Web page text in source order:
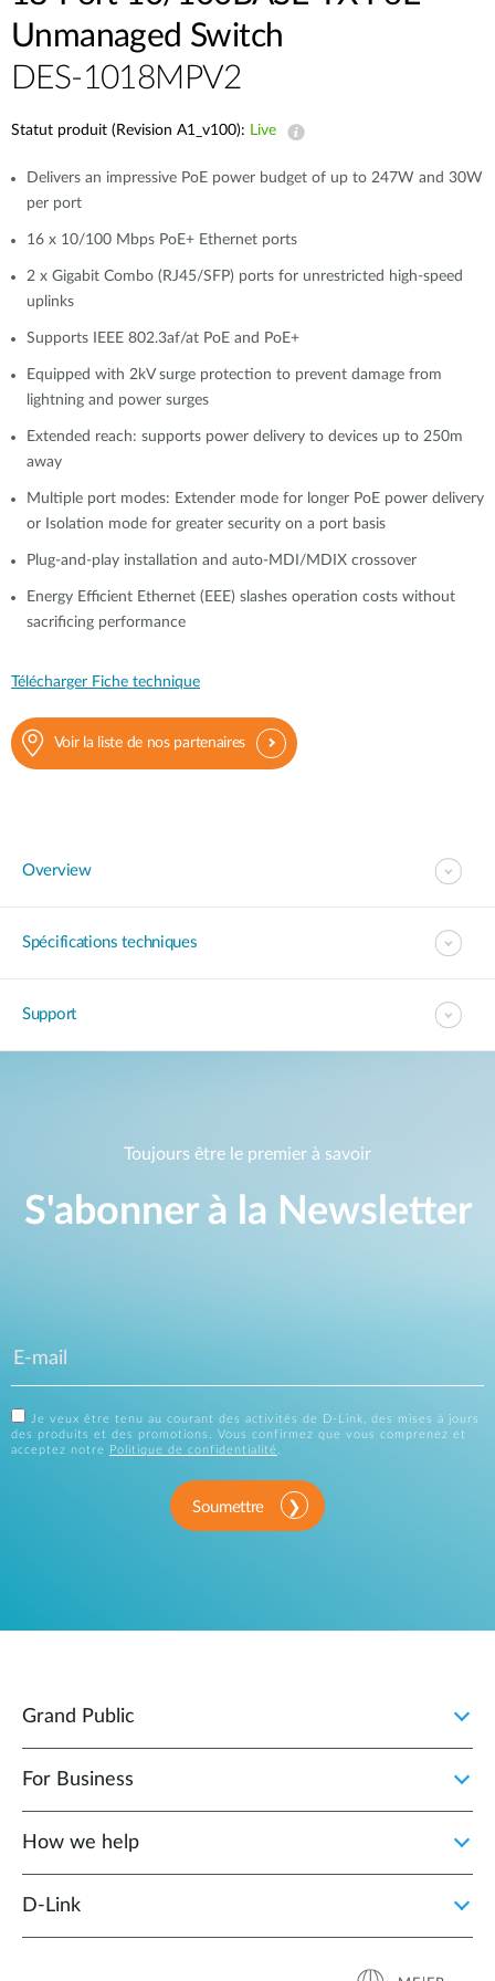
Unmanaged Switch
DES-1018MPV2
Statut produit (Revision A1_v100): Live
Delivers an impressive PoE power budget of up to 247W and 30W
per port
16 x 10/100 Mbps PoE+ Ethernet ports
2 x Gigabit Combo (RJ45/SFP) ports for unrestricted high-speed
uplinks
Supports IEEE 802.3af/at PoE and PoE+
Equipped with 2kV surge protection to prevent damage from
lightning and power surges
Extended reach: supports power delivery to devices up to 250m
away
Multiple port modes: Extender mode for longer PoE power delivery
or Isolation mode for greater security on a port basis
Plug-and-play installation and auto-MDI/MDIX crossover
Energy Efficient Ethernet (EEE) slashes operation costs without
sacrificing performance
Télécharger Fiche technique
Voir la liste de nos partenaires
Overview
Spécifications techniques
Support
Toujours être le premier à savoir
S'abonner à la Newsletter
Je veux être tenu au courant des activités de D-Link, des mises à jours
des produits et des promotions. Vous confirmez que vous comprenez et
acceptez notre
Politique de confidentialité.
Soumettre
Grand Public
For Business
How we help
D‑Link